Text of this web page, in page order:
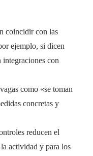
coincidir con las
ejemplo, si dicen
integraciones con
como «se toman
concretas y
reducen el
actividad y para los